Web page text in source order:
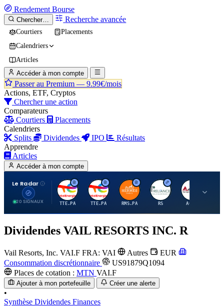
Rendement Bourse
Chercher… Recherche avancée
Courtiers
Placements
Calendriers
Articles
Accéder à mon compte
Passer au Premium — 9.99€/mois
Actions, ETF, Cryptos
Chercher une action
Comparateurs
Courtiers
Placements
Calendriers
Splits
Dividendes IPO
Résultats
Apprendre
Articles
Accéder à mon compte
Le Radar
20 SIGNAUX
T
TTE.PA
T
TTE.PA
H
RMS.PA
R
RS
A
AGCO
Dividendes VAIL RESORTS INC. R
Vail Resorts, Inc. VAI.F FRA: VAI Autres
EUR
Consommation discrétionnaire
US91879Q1094
Places de cotation : MTN VAI.F
Ajouter à mon portefeuille Créer une alerte
•
Synthèse Dividendes Finances